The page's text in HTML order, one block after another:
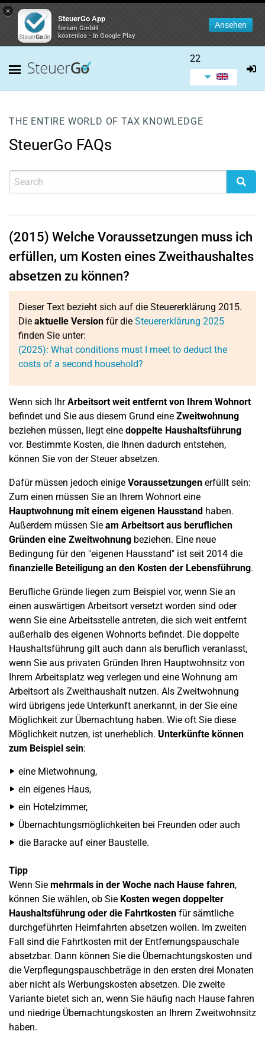
×
SteuerGo App
forium GmbH
kostenlos - In Google Play
Ansehen
22
THE ENTIRE WORLD OF TAX KNOWLEDGE
SteuerGo FAQs
(2015) Welche Voraussetzungen muss ich
erfüllen, um Kosten eines Zweithaushaltes
absetzen zu können?
Dieser Text bezieht sich auf die Steuererklärung 2015.
Die aktuelle Version für die Steuererklärung 2025
finden Sie unter:
(2025): What conditions must I meet to deduct the
costs of a second household?
Wenn sich IhrArbeitsort weit entfernt von Ihrem Wohnort
befindet und Sie aus diesem Grund eine Zweitwohnung
beziehen müssen, liegt eine doppelte Haushaltsführung
vor. Bestimmte Kosten, die Ihnen dadurch entstehen,
können Sie von der Steuer absetzen.
Dafür müssen jedoch einige Voraussetzungen erfüllt sein:
Zum einen müssen Sie an Ihrem Wohnort eine
Hauptwohnung mit einem eigenen Hausstand haben.
Außerdem müssen Sie am Arbeitsort aus beruflichen
Gründen eine Zweitwohnung beziehen. Eine neue
Bedingung für den "eigenen Hausstand" ist seit 2014 die
finanzielle Beteiligung an den Kosten der Lebensführung.
Berufliche Gründe liegen zum Beispiel vor, wenn Sie an
einen auswärtigen Arbeitsort versetzt worden sind oder
wenn Sie eine Arbeitsstelle antreten, die sich weit entfernt
außerhalb des eigenen Wohnorts befindet. Die doppelte
Haushaltsführung gilt auch dann als beruflich veranlasst,
wenn Sie aus privaten Gründen Ihren Hauptwohnsitz von
Ihrem Arbeitsplatz weg verlegen und eine Wohnung am
Arbeitsort als Zweithaushalt nutzen. Als Zweitwohnung
wird übrigens jede Unterkunft anerkannt, in der Sie eine
Möglichkeit zur Übernachtung haben. Wie oft Sie diese
Möglichkeit nutzen, ist unerheblich. Unterkünfte können
zum Beispiel sein:
eine Mietwohnung,
ein eigenes Haus,
ein Hotelzimmer,
Übernachtungsmöglichkeiten bei Freunden oder auch
die Baracke auf einer Baustelle.
Tipp
Wenn Sie mehrmals in der Woche nach Hause fahren,
können Sie wählen, ob Sie Kosten wegen doppelter
Haushaltsführung oder die Fahrtkosten für sämtliche
durchgeführten Heimfahrten absetzen wollen. Im zweiten
Fall sind die Fahrtkosten mit der Entfernungspauschale
absetzbar. Dann können Sie die Übernachtungskosten und
die Verpflegungspauschbeträge in den ersten drei Monaten
aber nicht als Werbungskosten absetzen. Die zweite
Variante bietet sich an, wenn Sie häufig nach Hause fahren
und niedrige Übernachtungskosten an Ihrem Zweitwohnsitz
haben.